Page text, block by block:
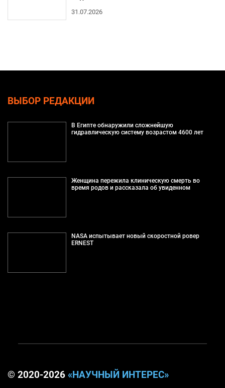
31.07.2026
ВЫБОР РЕДАКЦИИ
В Египте обнаружили сложнейшую
гидравлическую систему возрастом 4600 лет
Женщина пережила клиническую смерть во
время родов и рассказала об увиденном
NASA испытывает новый скоростной ровер
ERNEST
© 2020-2026 «НАУЧНЫЙ ИНТЕРЕС»